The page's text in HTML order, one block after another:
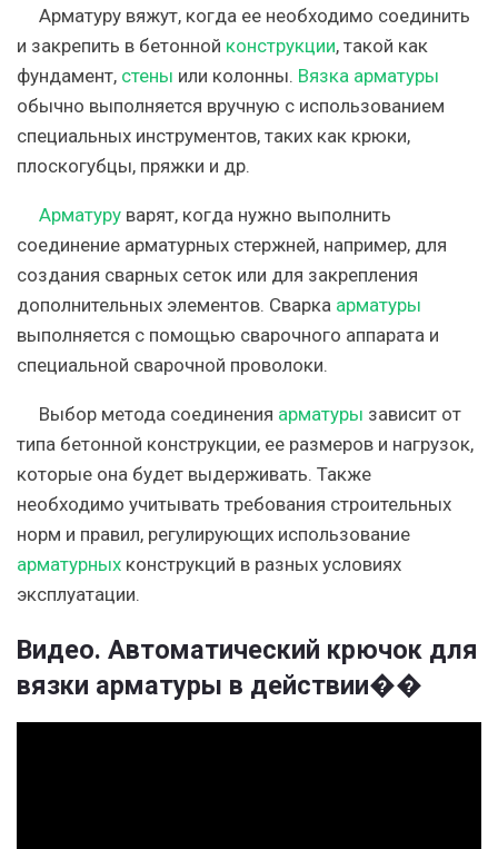
Арматуру вяжут, когда ее необходимо соединить
и закрепить в бетонной конструкции, такой как
фундамент, стены или колонны. Вязка арматуры
обычно выполняется вручную с использованием
специальных инструментов, таких как крюки,
плоскогубцы, пряжки и др.
Арматуру варят, когда нужно выполнить
соединение арматурных стержней, например, для
создания сварных сеток или для закрепления
дополнительных элементов. Сварка арматуры
выполняется с помощью сварочного аппарата и
специальной сварочной проволоки.
Выбор метода соединения арматуры зависит от
типа бетонной конструкции, ее размеров и нагрузок,
которые она будет выдерживать. Также
необходимо учитывать требования строительных
норм и правил, регулирующих использование
арматурных конструкций в разных условиях
эксплуатации.
Видео. Автоматический крючок для
вязки арматуры в действии��